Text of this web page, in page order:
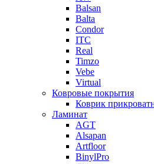
Balsan
Balta
Condor
ITC
Real
Timzo
Vebe
Virtual
Ковровые покрытия
Коврик
Ламинат
AGT
Alsapan
Artfloor
BinylPro